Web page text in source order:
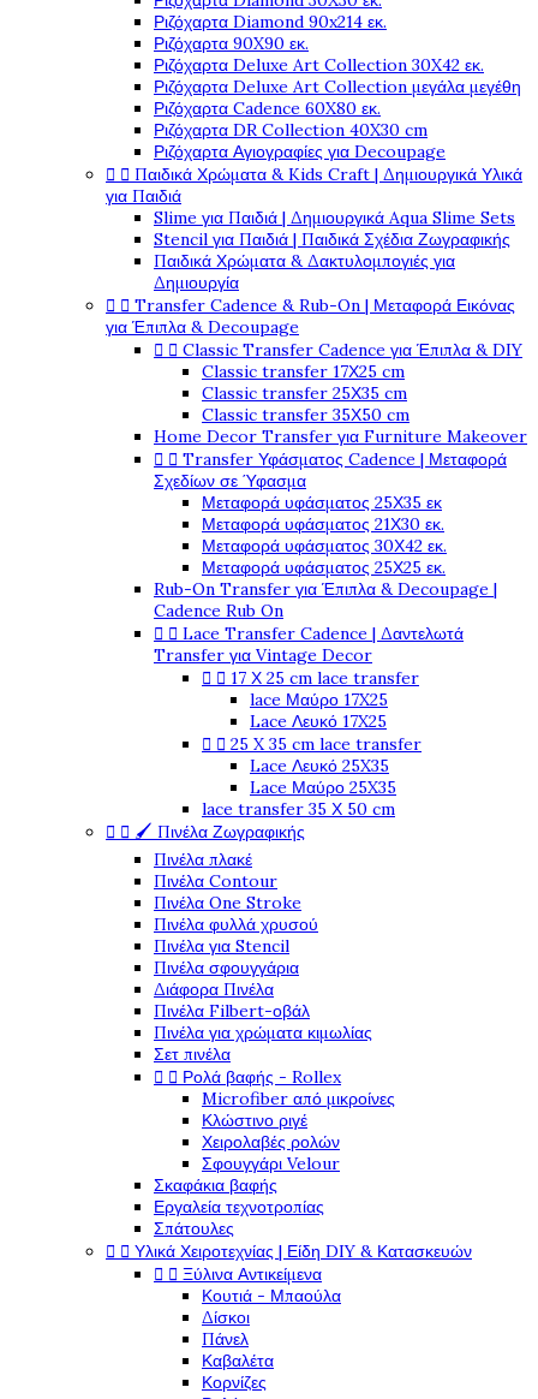
Ριζόχαρτα Diamond 90x214 εκ.
Ριζόχαρτα 90X90 εκ.
Ριζόχαρτα Deluxe Art Collection 30X42 εκ.
Ριζόχαρτα Deluxe Art Collection μεγάλα μεγέθη
Ριζόχαρτα Cadence 60X80 εκ.
Ριζόχαρτα DR Collection 40X30 cm
Ριζόχαρτα Αγιογραφίες για Decoupage
  Παιδικά Χρώματα & Kids Craft | Δημιουργικά Υλικά
για Παιδιά
Slime για Παιδιά | Δημιουργικά Aqua Slime Sets
Stencil για Παιδιά | Παιδικά Σχέδια Ζωγραφικής
Παιδικά Χρώματα & Δακτυλομπογιές για
Δημιουργία
  Transfer Cadence & Rub-On | Μεταφορά Εικόνας
για Έπιπλα & Decoupage
  Classic Transfer Cadence για Έπιπλα & DIY
Classic transfer 17Χ25 cm
Classic transfer 25Χ35 cm
Classic transfer 35Χ50 cm
Home Decor Transfer για Furniture Makeover
  Transfer Υφάσματος Cadence | Μεταφορά
Σχεδίων σε Ύφασμα
Μεταφορά υφάσματος 25Χ35 εκ
Μεταφορά υφάσματος 21Χ30 εκ.
Μεταφορά υφάσματος 30Χ42 εκ.
Μεταφορά υφάσματος 25Χ25 εκ.
Rub-On Transfer για Έπιπλα & Decoupage |
Cadence Rub On
  Lace Transfer Cadence | Δαντελωτά
Transfer για Vintage Decor
  17 Χ 25 cm lace transfer
lace Μαύρο 17X25
Lace Λευκό 17X25
  25 X 35 cm lace transfer
Lace Λευκό 25X35
Lace Μαύρο 25X35
lace transfer 35 Χ 50 cm
  🖌️ Πινέλα Ζωγραφικής
Πινέλα πλακέ
Πινέλα Contour
Πινέλα One Stroke
Πινέλα φυλλά χρυσού
Πινέλα για Stencil
Πινέλα σφουγγάρια
Διάφορα Πινέλα
Πινέλα Filbert-οβάλ
Πινέλα για χρώματα κιμωλίας
Σετ πινέλα
  Ρολά βαφής - Rollex
Microfiber από μικροίνες
Κλώστινο ριγέ
Χειρολαβές ρολών
Σφουγγάρι Velour
Σκαφάκια βαφής
Εργαλεία τεχνοτροπίας
Σπάτουλες
  Υλικά Χειροτεχνίας | Είδη DIY & Κατασκευών
  Ξύλινα Αντικείμενα
Κουτιά - Μπαούλα
Δίσκοι
Πάνελ
Καβαλέτα
Κορνίζες